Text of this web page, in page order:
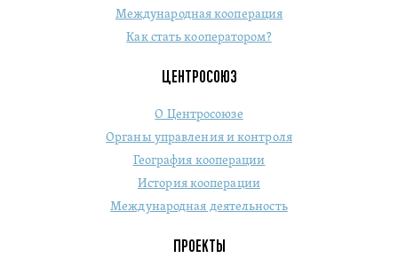
Международная кооперация
Как стать кооператором?
ЦЕНТРОСОЮЗ
О Центросоюзе
Органы управления и контроля
География кооперации
История кооперации
Международная деятельность
ПРОЕКТЫ